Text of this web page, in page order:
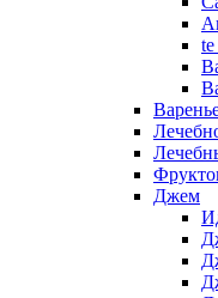
Джем